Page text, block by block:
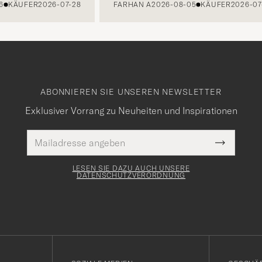
2026-07-28 FARHAN A2026-08-05 KÄUFER2026-07-27
ABONNIEREN SIE UNSEREN NEWSLETTER
Exklusiver Vorrang zu Neuheiten und Inspirationen
Mail
Adresse
Pflichtfeld
Submit
Newsletter
LESEN SIE DAZU AUCH UNSERE
DATENSCHUTZVERORDNUNG